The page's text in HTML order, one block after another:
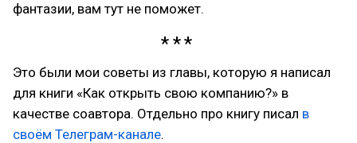
фантазии, вам тут не поможет.
Это были мои советы из главы, которую я написал
для книги «Как открыть свою компанию?» в
качестве соавтора. Отдельно про книгу писал в
своём Телеграм-канале.